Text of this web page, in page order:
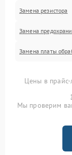
Замена резистора
Замена
Замена платы
Цены в прайс-
Мы проверим